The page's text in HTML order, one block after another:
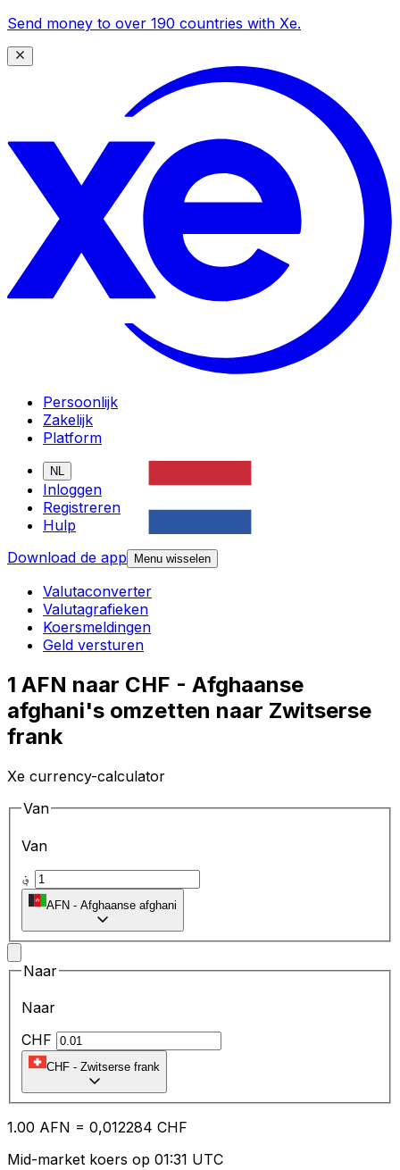
Send money to over 190 countries with Xe.
Persoonlijk
Zakelijk
Platform
NL
Inloggen
Registreren
Hulp
Download de app
Menu wisselen
Valutaconverter
Valutagrafieken
Koersmeldingen
Geld versturen
1 AFN naar CHF - Afghaanse
afghani's omzetten naar Zwitserse
frank
Xe currency-calculator
Van
Van
AFN - Afghaanse afghani
Naar
Naar
CHF
CHF - Zwitserse frank
1.00 AFN = 0,012284 CHF
Mid-market koers op 01:31 UTC